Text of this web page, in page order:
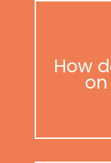
How